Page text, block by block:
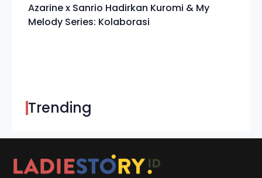
Azarine x Sanrio Hadirkan Kuromi & My
Melody Series: Kolaborasi
Trending